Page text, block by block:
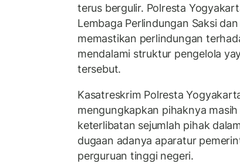
terus bergulir. Polresta
Lembaga Perlindungan Saksi
memastikan perlindungan
mendalami struktur pengelola
tersebut.
Kasatreskrim Polresta
mengungkapkan pihaknya
keterlibatan sejumlah pihak
dugaan adanya aparatur
perguruan tinggi negeri.